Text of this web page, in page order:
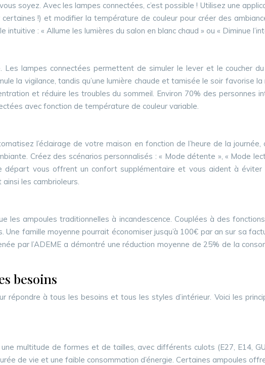
soyez. Avec les lampes connectées, c’est possible ! Utilisez une
!) et modifier la température de couleur pour créer des
: « Allume les lumières du salon en blanc chaud » ou « Diminue
lampes connectées permettent de simuler le lever et le coucher
la vigilance, tandis qu’une lumière chaude et tamisée le soir favorise
et réduire les troubles du sommeil. Environ 70% des personnes
avec fonction de température de couleur variable.
l’éclairage de votre maison en fonction de l’heure de la journée,
Créez des scénarios personnalisés : « Mode détente », « Mode
vous offrent un confort supplémentaire et vous aident à éviter
les cambrioleurs.
les ampoules traditionnelles à incandescence. Couplées à des
famille moyenne pourrait économiser jusqu’à 100€ par an sur sa
par l’ADEME a démontré une réduction moyenne de 25% de la
besoins
à tous les besoins et tous les styles d’intérieur. Voici les
multitude de formes et de tailles, avec différents culots (E27, E14,
de vie et une faible consommation d’énergie. Certaines ampoules